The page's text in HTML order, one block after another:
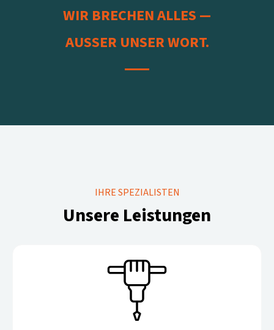
WIR BRECHEN ALLES —
AUSSER UNSER WORT.
IHRE SPEZIALISTEN
Unsere Leistungen